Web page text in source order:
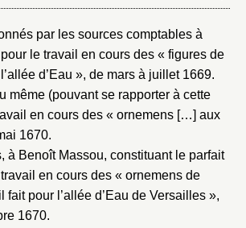
par les sources comptables à
le travail en cours des « figures de
d’Eau », de mars à juillet 1669.
même (pouvant se rapporter à cette
en cours des « ornemens […] aux
1670.
à Benoît Massou, constituant le parfait
en cours des « ornemens de
fait pour l’allée d’Eau de Versailles »,
1670.